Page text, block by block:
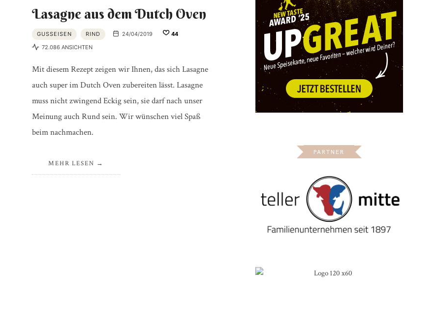
Lasagne aus dem Dutch Oven
GUSSEISEN RIND 24/04/2019
44
72.086 ANSICHTEN
Mit diesem Rezept zeigen wir Ihnen, das sich Lasagne
auch super im Dutch Oven zubereiten lässt. Lasagne
muss nicht zwingend Eckig sein, sie darf nach unser
Meinung auch Rund sein. Wir wünschen viel Spaß
beim nachmachen.
MEHR LESEN
PARTNER